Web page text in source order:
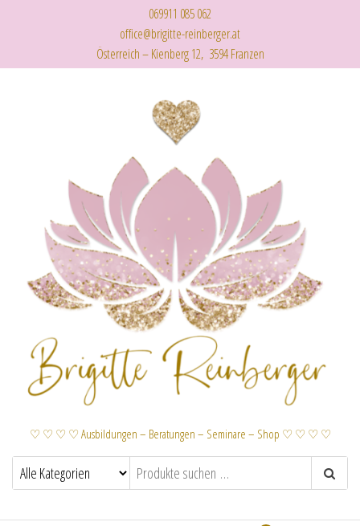
069911 085 062
office@brigitte-reinberger.at
Österreich – Kienberg 12, 3594 Franzen
♡ ♡ ♡ ♡ Ausbildungen – Beratungen – Seminare – Shop ♡ ♡ ♡ ♡